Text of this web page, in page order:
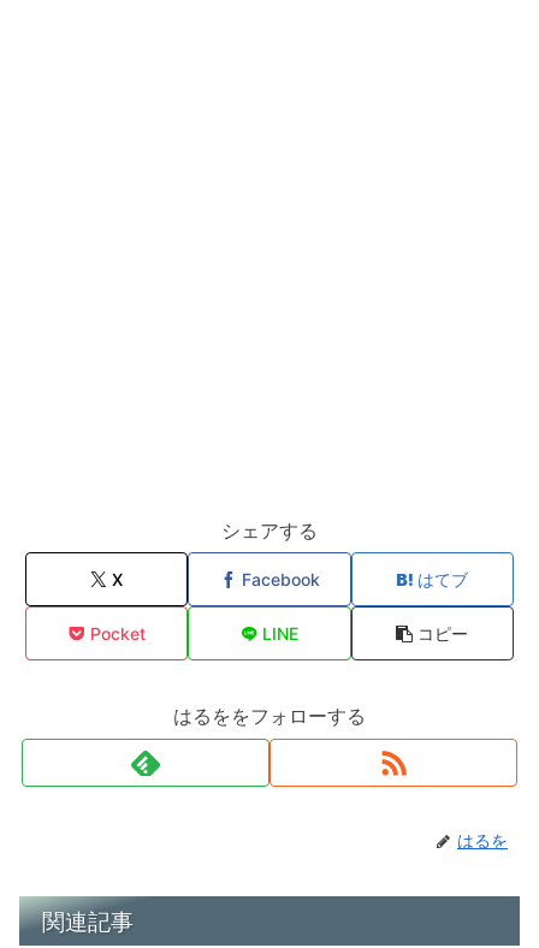
シェアする
X Facebook はてブ
Pocket LINE コピー
はるををフォローする
はるを
関連記事